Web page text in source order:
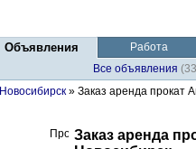
Объявления
Работа
Все объявления
Новосибирск » Заказ аренда прокат
Заказ аренда